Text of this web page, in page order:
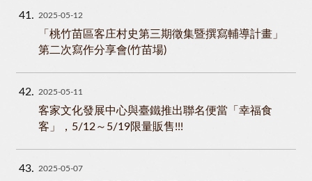
41 2025-05-12
「桃竹苗區客庄村史第三期徵集暨撰寫輔導計畫」
第二次寫作分享會(竹苗場)
42 2025-05-11
客家文化發展中心與臺鐵推出聯名便當「幸福食
客」，5/12～5/19限量販售!!!
43 2025-05-07